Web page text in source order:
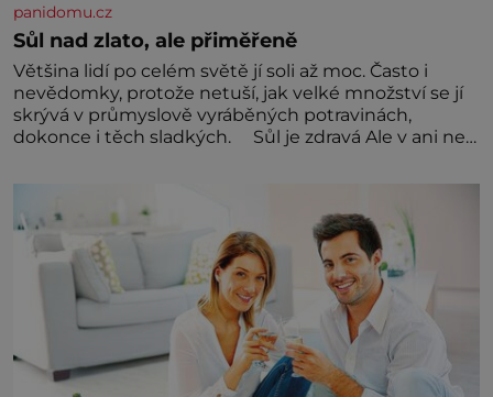
panidomu.cz
Sůl nad zlato, ale přiměřeně
Většina lidí po celém světě jí soli až moc. Často i
nevědomky, protože netuší, jak velké množství se jí
skrývá v průmyslově vyráběných potravinách,
dokonce i těch sladkých. Sůl je zdravá Ale v ani ne
běžné. Její základní složky– sodík a chlór – jsou